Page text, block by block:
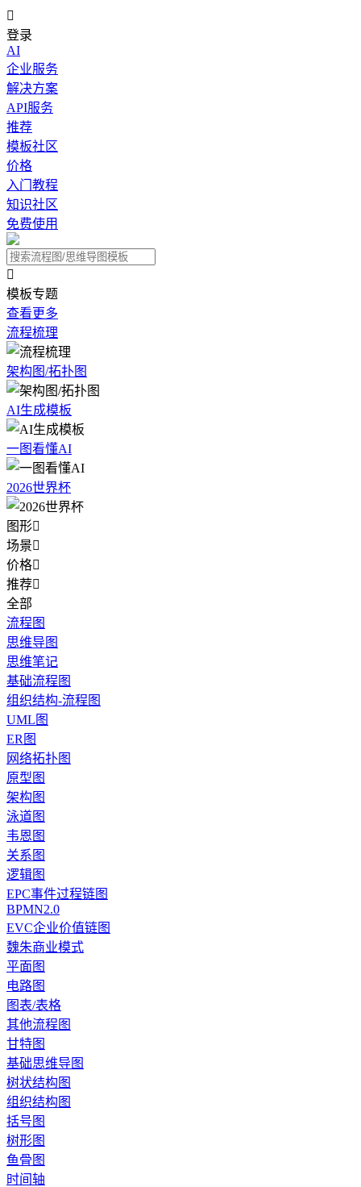

登录
AI
企业服务
解决方案
API服务
推荐
模板社区
价格
入门教程
知识社区
免费使用

模板专题
查看更多
流程梳理
架构图/拓扑图
AI生成模板
一图看懂AI
2026世界杯
图形
场景
价格
推荐
全部
流程图
思维导图
思维笔记
基础流程图
组织结构-流程图
UML图
ER图
网络拓扑图
原型图
架构图
泳道图
韦恩图
关系图
逻辑图
EPC事件过程链图
BPMN2.0
EVC企业价值链图
魏朱商业模式
平面图
电路图
图表/表格
其他流程图
甘特图
基础思维导图
树状结构图
组织结构图
括号图
树形图
鱼骨图
时间轴